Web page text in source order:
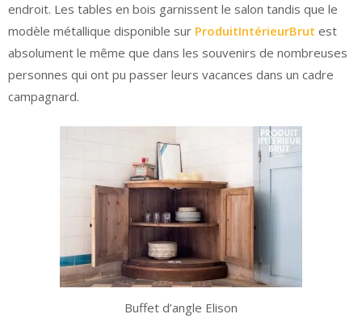
endroit. Les tables en bois garnissent le salon tandis que le
modèle métallique disponible sur ProduitIntérieurBrut est
absolument le même que dans les souvenirs de nombreuses
personnes qui ont pu passer leurs vacances dans un cadre
campagnard.
Buffet d’angle Elison